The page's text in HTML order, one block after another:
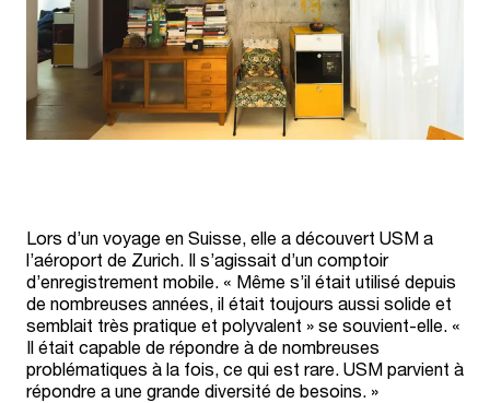
Lors d’un voyage en Suisse, elle a découvert USM a
l’aéroport de Zurich. Il s’agissait d’un comptoir
d’enregistrement mobile. « Même s’il était utilisé depuis
de nombreuses années, il était toujours aussi solide et
semblait très pratique et polyvalent » se souvient-elle. «
Il était capable de répondre à de nombreuses
problématiques à la fois, ce qui est rare. USM parvient à
répondre a une grande diversité de besoins. »